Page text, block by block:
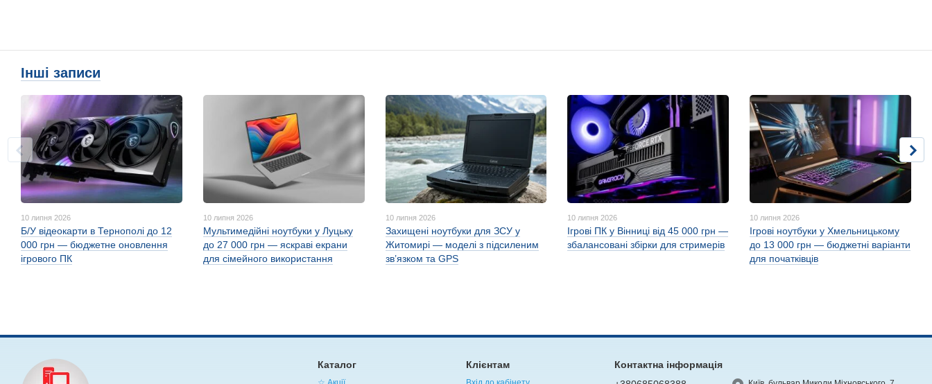
Інші записи
10 липня 2026
Б/У відеокарти в Тернополі до 12
000 грн — бюджетне оновлення
ігрового ПК
10 липня 2026
Мультимедійні ноутбуки у Луцьку
до 27 000 грн — яскраві екрани
для сімейного використання
10 липня 2026
Захищені ноутбуки для ЗСУ у
Житомирі — моделі з підсиленим
зв’язком та GPS
10 липня 2026
Ігрові ПК у Вінниці від 45 000 грн —
збалансовані збірки для стримерів
10 липня 2026
Ігрові ноутбуки у Хмельницькому
до 13 000 грн — бюджетні варіанти
для початківців
Каталог Клієнтам
Контактна інформація